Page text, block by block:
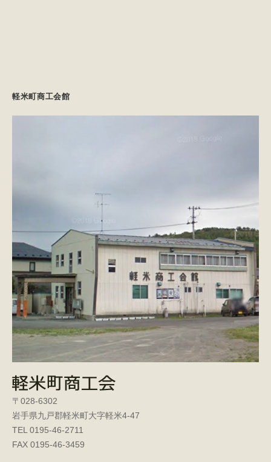
軽米町商工会館
〒028-6302
岩手県九戸郡軽米町大字軽米4-47
TEL 0195-46-2711
FAX 0195-46-3459